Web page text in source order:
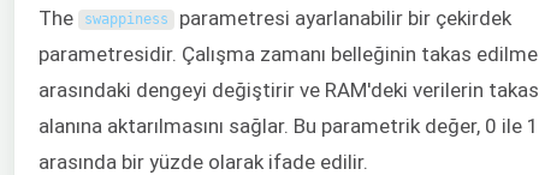
The swappiness parametresi ayarlanabilir bir çekirdek
parametresidir. Çalışma zamanı belleğinin takas
arasındaki dengeyi değiştirir ve RAM'deki verilerin takas
alanına aktarılmasını sağlar. Bu parametrik değer, 0 ile
arasında bir yüzde olarak ifade edilir.